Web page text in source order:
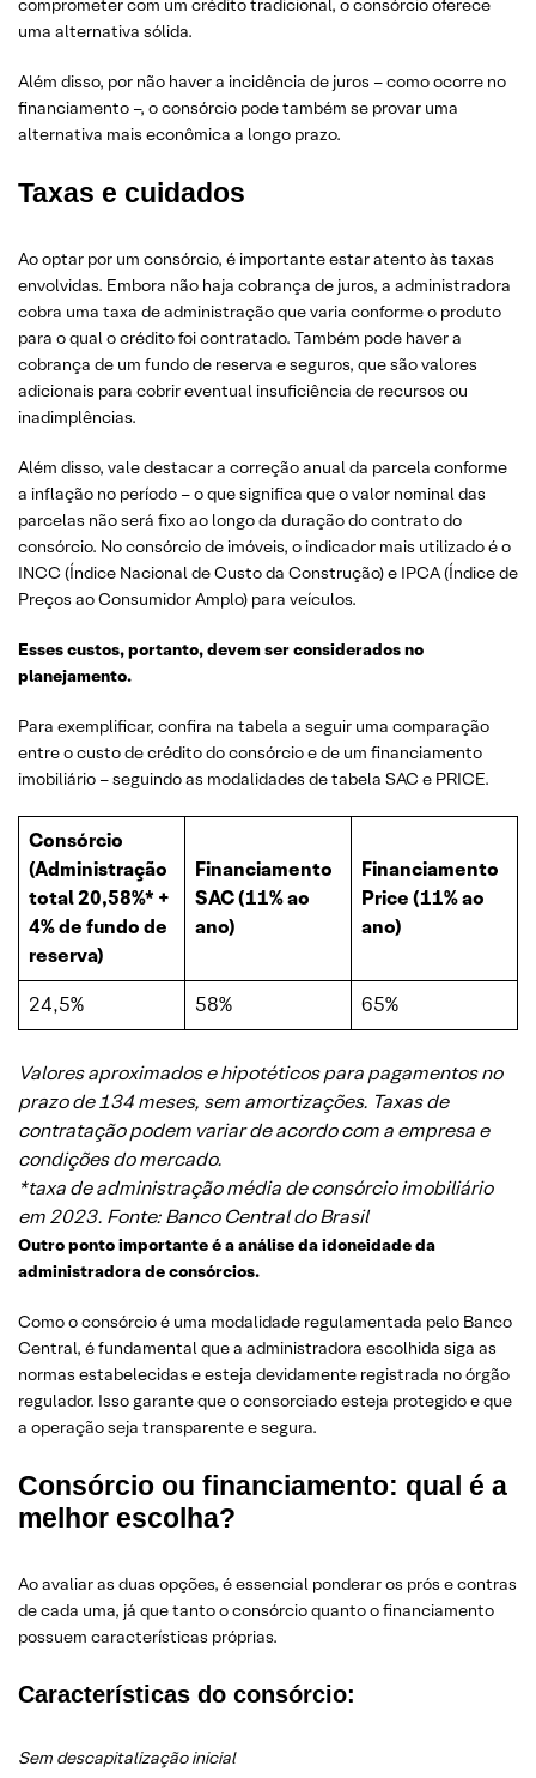
comprometer com um crédito tradicional, o consórcio oferece
uma alternativa sólida.
Além disso, por não haver a incidência de juros – como ocorre no
financiamento –, o consórcio pode também se provar uma
alternativa mais econômica a longo prazo.
Taxas e cuidados
Ao optar por um consórcio, é importante estar atento às taxas
envolvidas. Embora não haja cobrança de juros, a administradora
cobra uma taxa de administração que varia conforme o produto
para o qual o crédito foi contratado. Também pode haver a
cobrança de um fundo de reserva e seguros, que são valores
adicionais para cobrir eventual insuficiência de recursos ou
inadimplências.
Além disso, vale destacar a correção anual da parcela conforme
a inflação no período – o que significa que o valor nominal das
parcelas não será fixo ao longo da duração do contrato do
consórcio. No consórcio de imóveis, o indicador mais utilizado é o
INCC (Índice Nacional de Custo da Construção) e IPCA (Índice de
Preços ao Consumidor Amplo) para veículos.
Esses custos, portanto, devem ser considerados no
planejamento.
Para exemplificar, confira na tabela a seguir uma comparação
entre o custo de crédito do consórcio e de um financiamento
imobiliário – seguindo as modalidades de tabela SAC e PRICE.
Consórcio
(Administração
total 20,58%* +
4% de fundo de
reserva)
Financiamento
SAC (11% ao
ano)
Financiamento
Price (11% ao
ano)
24,5% 58% 65%
Valores aproximados e hipotéticos para pagamentos no
prazo de 134 meses, sem amortizações. Taxas de
contratação podem variar de acordo com a empresa e
condições do mercado.
*taxa de administração média de consórcio imobiliário
em 2023. Fonte: Banco Central do Brasil
Outro ponto importante é a análise da idoneidade da
administradora de consórcios.
Como o consórcio é uma modalidade regulamentada pelo Banco
Central, é fundamental que a administradora escolhida siga as
normas estabelecidas e esteja devidamente registrada no órgão
regulador. Isso garante que o consorciado esteja protegido e que
a operação seja transparente e segura.
Consórcio ou financiamento: qual é a
melhor escolha?
Ao avaliar as duas opções, é essencial ponderar os prós e contras
de cada uma, já que tanto o consórcio quanto o financiamento
possuem características próprias.
Características do consórcio:
Sem descapitalização inicial